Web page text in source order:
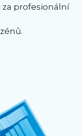
profesionální